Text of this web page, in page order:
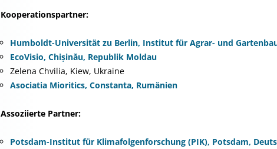
Kooperationspartner:
Humboldt-Universität zu Berlin, Institut für Agrar- und
EcoVisio, Chișinău, Republik Moldau
Zelena Chvilia, Kiew, Ukraine
Asociatia Mioritics, Constanta, Rumänien
Assoziierte Partner:
Potsdam-Institut für Klimafolgenforschung (PIK), Potsdam,